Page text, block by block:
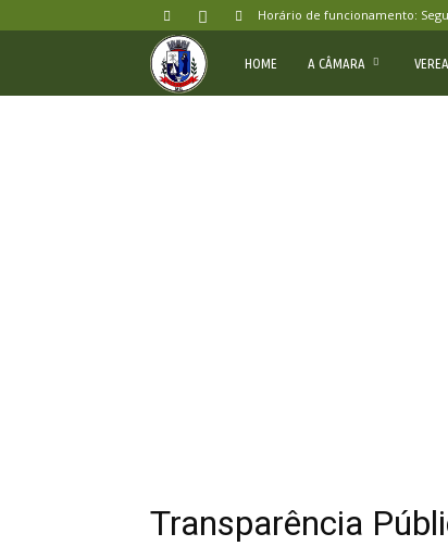
Horário de funcionamento:
Câmara
HOME A CÂMARA
Transparência